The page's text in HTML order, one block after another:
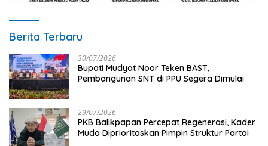
Berita Terbaru
30/07/2026
Bupati Mudyat Noor Teken BAST,
Pembangunan SNT di PPU Segera Dimulai
29/07/2026
PKB Balikpapan Percepat Regenerasi, Kader
Muda Diprioritaskan Pimpin Struktur Partai